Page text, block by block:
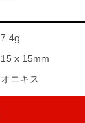
7.4g
15 x 15mm
オニキス